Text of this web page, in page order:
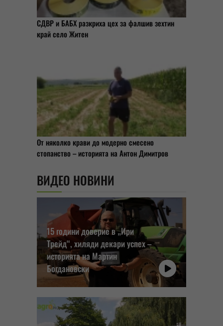
СДВР и БАБХ разкриха цех за фалшив зехтин
край село Житен
От няколко крави до модерно смесено
стопанство – историята на Антон Димитров
ВИДЕО НОВИНИ
15 години доверие в „Ири
Трейд“, хиляди декари успех –
историята на Мартин
Богдановски